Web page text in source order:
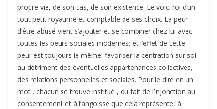
propre vie, de son cas, de son existence. Le voici roi d’un
tout petit royaume et comptable de ses choix. La peur
d’être abusé vient s’ajouter et se combiner chez lui avec
toutes les peurs sociales modernes; et l’effet de cette
peur est toujours le même: favoriser la centration sur soi
au détriment des éventuelles appartenances collectives,
des relations personnelles et sociales. Pour le dire en un
mot , chacun se trouve institué , du fait de l’injonction au
consentement et à l’angoisse que cela représente, à